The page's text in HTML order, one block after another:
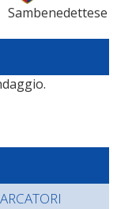
Sambenedettese